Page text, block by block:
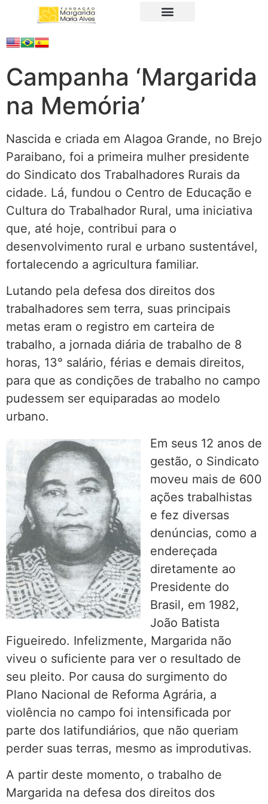
Campanha ‘Margarida
na Memória’
Nascida e criada em Alagoa Grande, no Brejo
Paraibano, foi a primeira mulher presidente
do Sindicato dos Trabalhadores Rurais da
cidade. Lá, fundou o Centro de Educação e
Cultura do Trabalhador Rural, uma iniciativa
que, até hoje, contribui para o
desenvolvimento rural e urbano sustentável,
fortalecendo a agricultura familiar.
Lutando pela defesa dos direitos dos
trabalhadores sem terra, suas principais
metas eram o registro em carteira de
trabalho, a jornada diária de trabalho de 8
horas, 13° salário, férias e demais direitos,
para que as condições de trabalho no campo
pudessem ser equiparadas ao modelo
urbano.
Em seus 12 anos de
gestão, o Sindicato
moveu mais de 600
ações trabalhistas
e fez diversas
denúncias, como a
endereçada
diretamente ao
Presidente do
Brasil, em 1982,
João Batista
Figueiredo. Infelizmente, Margarida não
viveu o suficiente para ver o resultado de
seu pleito. Por causa do surgimento do
Plano Nacional de Reforma Agrária, a
violência no campo foi intensificada por
parte dos latifundiários, que não queriam
perder suas terras, mesmo as improdutivas.
A partir deste momento, o trabalho de
Margarida na defesa dos direitos dos